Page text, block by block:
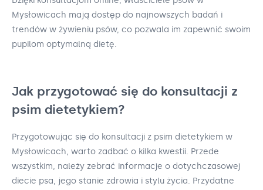
Mysłowicach mają dostęp do najnowszych badań i
trendów w żywieniu psów, co pozwala im zapewnić swoim
pupilom optymalną dietę.
Jak przygotować się do konsultacji z
psim dietetykiem?
Przygotowując się do konsultacji z psim dietetykiem w
Mysłowicach, warto zadbać o kilka kwestii. Przede
wszystkim, należy zebrać informacje o dotychczasowej
diecie psa, jego stanie zdrowia i stylu życia. Przydatne